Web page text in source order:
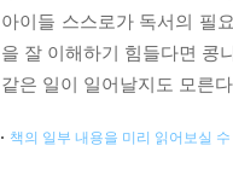
아이들 스스로가 독서의 필
을 잘 이해하기 힘들다면 콩
같은 일이 일어날지도 모른
책의 일부 내용을 미리 읽어보실